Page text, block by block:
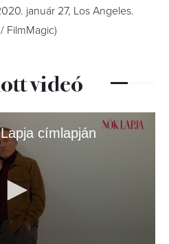
január 27, Los Angeles.
FilmMagic)
videó
címlapján